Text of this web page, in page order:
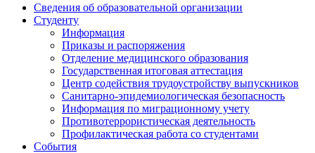
Сведения об образовательной организации
Студенту
Информация
Приказы и распоряжения
Отделение медицинского образования
Государственная итоговая аттестация
Центр содействия трудоустройству выпускников
Санитарно-эпидемиологическая безопасность
Информация по миграционному учету
Противотеррористическая деятельность
Профилактическая работа со студентами
События